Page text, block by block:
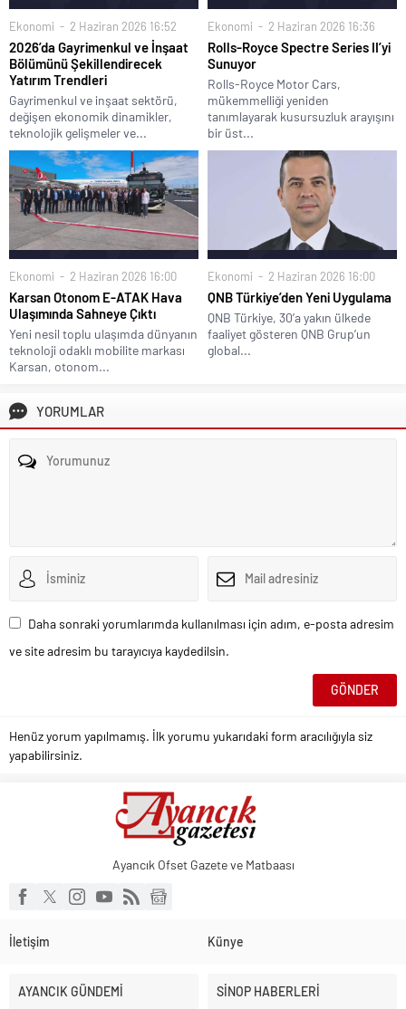
Ekonomi 2 Haziran 2026 16:52
2026’da Gayrimenkul ve İnşaat
Bölümünü Şekillendirecek
Yatırım Trendleri
Gayrimenkul ve inşaat sektörü,
değişen ekonomik dinamikler,
teknolojik gelişmeler ve...
Ekonomi 2 Haziran 2026 16:36
Rolls-Royce Spectre Series II’yi
Sunuyor
Rolls-Royce Motor Cars,
mükemmelliği yeniden
tanımlayarak kusursuzluk arayışını
bir üst...
Ekonomi 2 Haziran 2026 16:00
Karsan Otonom E-ATAK Hava
Ulaşımında Sahneye Çıktı
Yeni nesil toplu ulaşımda dünyanın
teknoloji odaklı mobilite markası
Karsan, otonom...
Ekonomi 2 Haziran 2026 16:00
QNB Türkiye’den Yeni Uygulama
QNB Türkiye, 30’a yakın ülkede
faaliyet gösteren QNB Grup’un
global...
YORUMLAR
Daha sonraki yorumlarımda kullanılması için adım, e-posta adresim
ve site adresim bu tarayıcıya kaydedilsin.
Henüz yorum yapılmamış. İlk yorumu yukarıdaki form aracılığıyla siz
yapabilirsiniz.
Ayancık Ofset Gazete ve Matbaası
İletişim Künye
AYANCIK GÜNDEMİ SİNOP HABERLERİ